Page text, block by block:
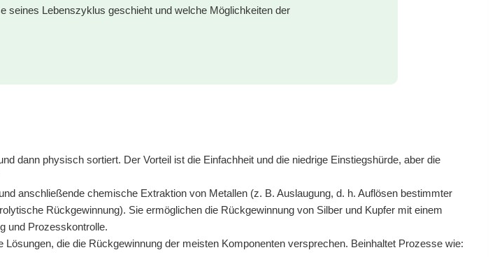
seines Lebenszyklus geschieht und welche Möglichkeiten der
dann physisch sortiert. Der Vorteil ist die Einfachheit und die niedrige Einstiegshürde, aber die
anschließende chemische Extraktion von Metallen (z. B. Auslaugung, d. h. Auflösen bestimmter
Rückgewinnung). Sie ermöglichen die Rückgewinnung von Silber und Kupfer mit einem
und Prozesskontrolle.
die die Rückgewinnung der meisten Komponenten versprechen. Beinhaltet Prozesse wie: